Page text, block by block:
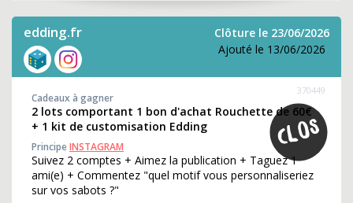
edding.fr
Clôture le 23/06/2026
Ajouté le 13/06/2026
370449
Cadeaux à gagner
2 lots comportant 1 bon d'achat Rouchette de 60€
+ 1 kit de customisation Edding
PrincipeINSTAGRAM
Suivez 2 comptes + Aimez la publication + Taguez 1
ami(e) + Commentez "quel motif vous personnaliseriez
sur vos sabots ?"